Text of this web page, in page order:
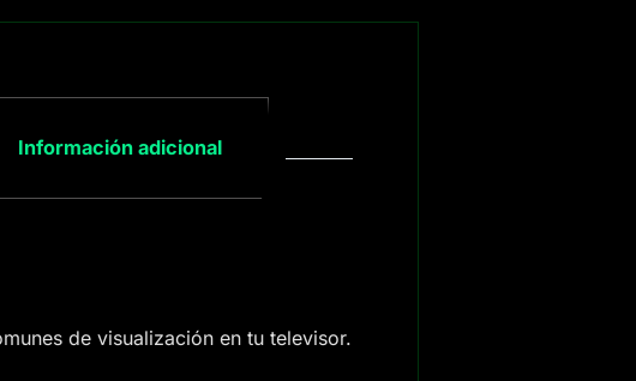
Información adicional
de visualización en tu televisor.